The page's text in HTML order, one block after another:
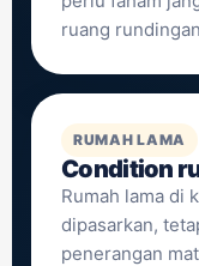
ruang
RUMAH LAMA
Condition
Rumah lama di
dipasarkan,
penerangan